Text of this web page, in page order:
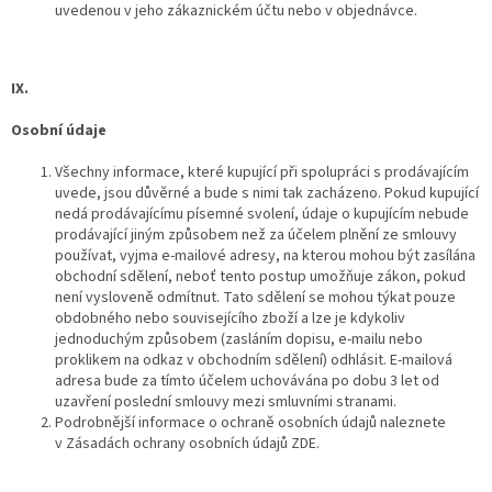
uvedenou v jeho zákaznickém účtu nebo v objednávce.
IX.
Osobní údaje
Všechny informace, které kupující při spolupráci s prodávajícím
uvede, jsou důvěrné a bude s nimi tak zacházeno. Pokud kupující
nedá prodávajícímu písemné svolení, údaje o kupujícím nebude
prodávající jiným způsobem než za účelem plnění ze smlouvy
používat, vyjma e-mailové adresy, na kterou mohou být zasílána
obchodní sdělení, neboť tento postup umožňuje zákon, pokud
není vysloveně odmítnut. Tato sdělení se mohou týkat pouze
obdobného nebo souvisejícího zboží a lze je kdykoliv
jednoduchým způsobem (zasláním dopisu, e-mailu nebo
proklikem na odkaz v obchodním sdělení) odhlásit. E-mailová
adresa bude za tímto účelem uchovávána po dobu 3 let od
uzavření poslední smlouvy mezi smluvními stranami.
Podrobnější informace o ochraně osobních údajů naleznete
v Zásadách ochrany osobních údajů ZDE.